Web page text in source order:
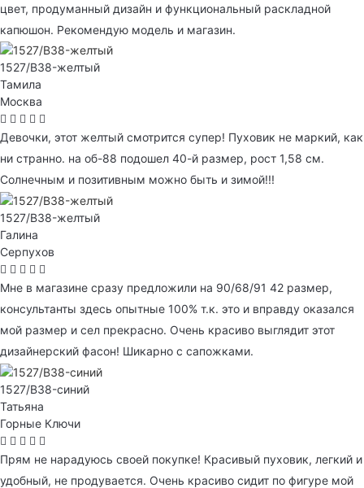
цвет, продуманный дизайн и функциональный раскладной
капюшон. Рекомендую модель и магазин.
1527/B38-желтый
Тамила
Москва
Девочки, этот желтый смотрится супер! Пуховик не маркий, как
ни странно. на об-88 подошел 40-й размер, рост 1,58 см.
Солнечным и позитивным можно быть и зимой!!!
1527/B38-желтый
Галина
Серпухов
Мне в магазине сразу предложили на 90/68/91 42 размер,
консультанты здесь опытные 100% т.к. это и вправду оказался
мой размер и сел прекрасно. Очень красиво выглядит этот
дизайнерский фасон! Шикарно с сапожками.
1527/B38-синий
Татьяна
Горные Ключи
Прям не нарадуюсь своей покупке! Красивый пуховик, легкий и
удобный, не продувается. Очень красиво сидит по фигуре мой